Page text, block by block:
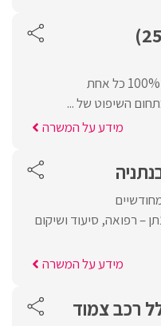
דרוש/ה פקחים/יות סביבתיים/ות באגף שפ"ע, בשוהם.2 משרות, 100% כל אחת
השיפוט של ...
מידע על המשרה
– רפואה, סיעוד ושיקום
מידע על המשרה
רכב צמוד